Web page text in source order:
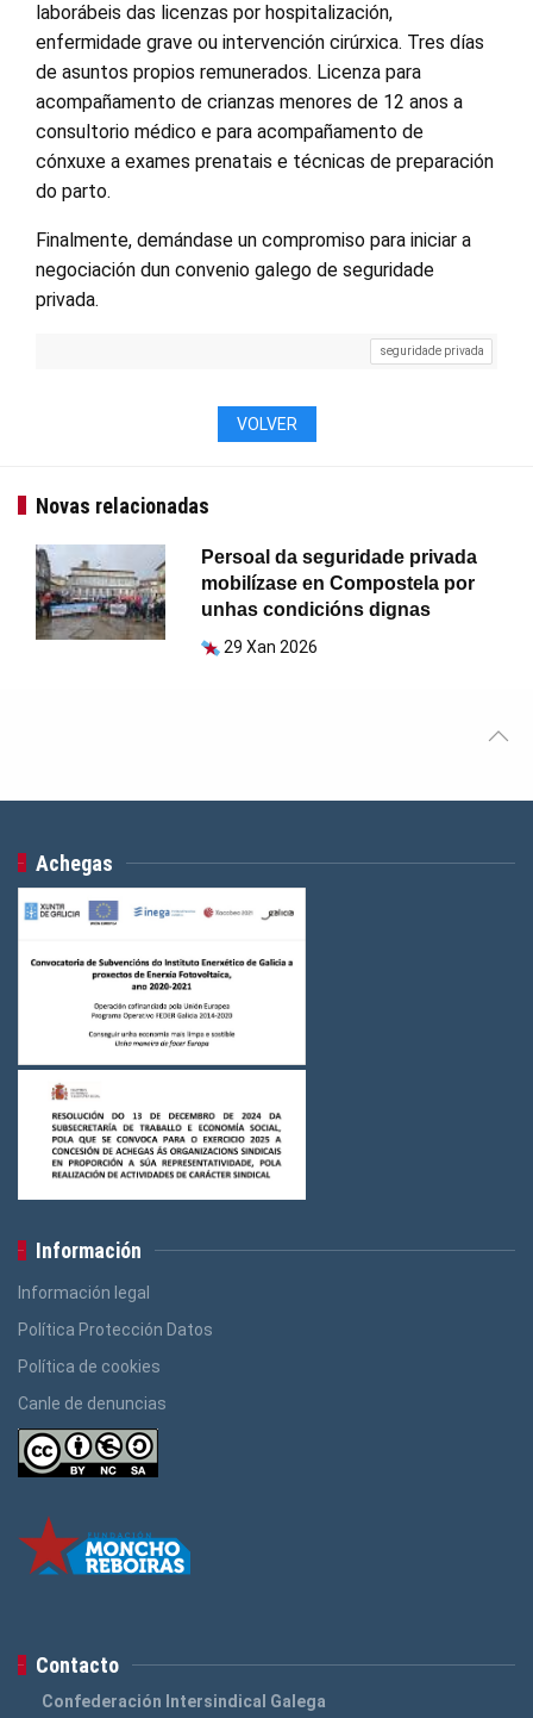
laborábeis das licenzas por hospitalización,
enfermidade grave ou intervención cirúrxica. Tres días
de asuntos propios remunerados. Licenza para
acompañamento de crianzas menores de 12 anos a
consultorio médico e para acompañamento de
cónxuxe a exames prenatais e técnicas de preparación
do parto.
Finalmente, demándase un compromiso para iniciar a
negociación dun convenio galego de seguridade
privada.
seguridade privada
VOLVER
Novas relacionadas
Persoal da seguridade privada
mobilízase en Compostela por
unhas condicións dignas
29 Xan 2026
Achegas
Información
Información legal
Política Protección Datos
Política de cookies
Canle de denuncias
Contacto
Confederación Intersindical Galega